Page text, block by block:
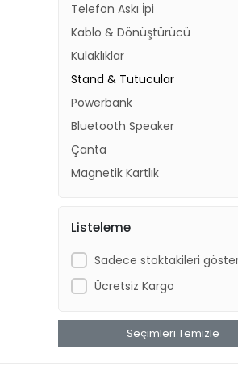
Telefon Askı İpi
Kablo & Dönüştürücü
Kulaklıklar
Stand & Tutucular
Powerbank
Bluetooth Speaker
Çanta
Magnetik Kartlık
Listeleme
Sadece stoktakileri
Ücretsiz Kargo
Seçimleri Temizle